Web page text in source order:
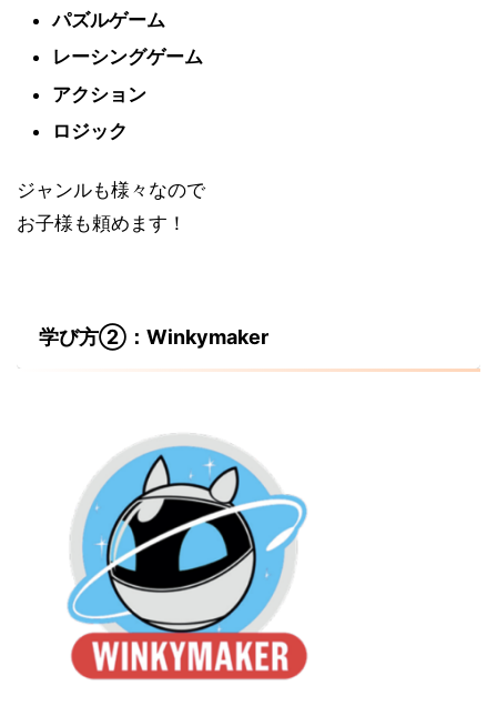
パズルゲーム
レーシングゲーム
アクション
ロジック
ジャンルも様々なので
お子様も頼めます！
学び方②：Winkymaker